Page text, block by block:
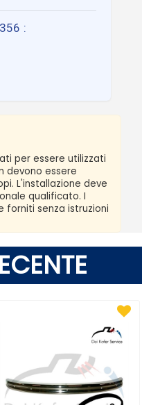
:
per essere utilizzati
devono essere
L'installazione deve
qualificato. I
senza istruzioni